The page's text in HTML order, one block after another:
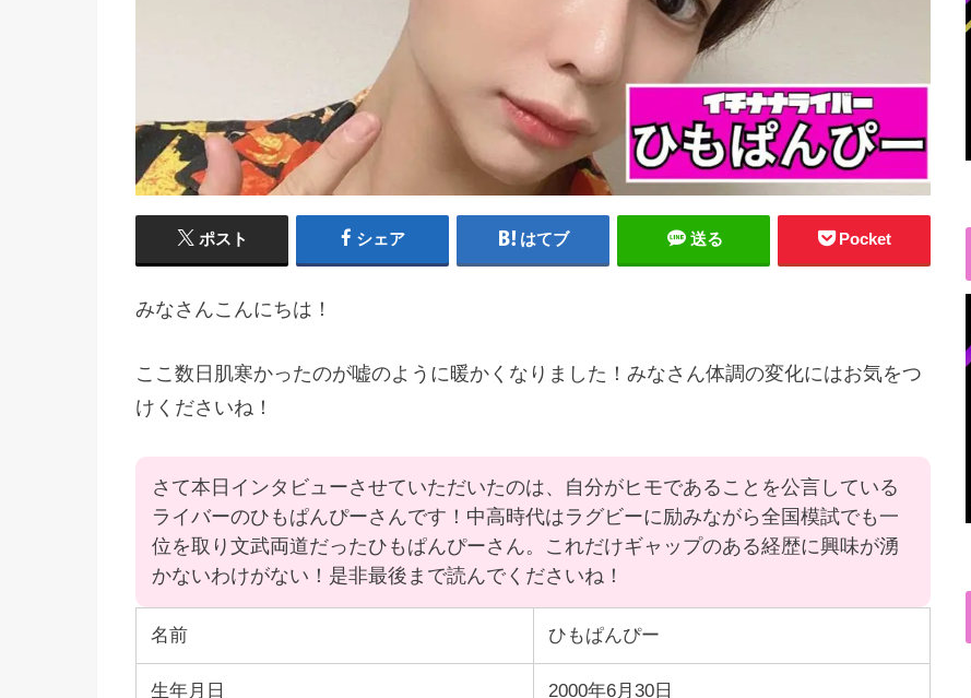
ポスト シェア はてブ 送る Pocket
みなさんこんにちは！
ここ数日肌寒かったのが嘘のように暖かくなりました！みなさん体調の変化にはお気をつ
けくださいね！
さて本日インタビューさせていただいたのは、自分がヒモであることを公言している
ライバーのひもぱんぴーさんです！中高時代はラグビーに励みながら全国模試でも一
位を取り文武両道だったひもぱんぴーさん。これだけギャップのある経歴に興味が湧
かないわけがない！是非最後まで読んでくださいね！
名前 ひもぱんぴー
生年月日 2000年6月30日